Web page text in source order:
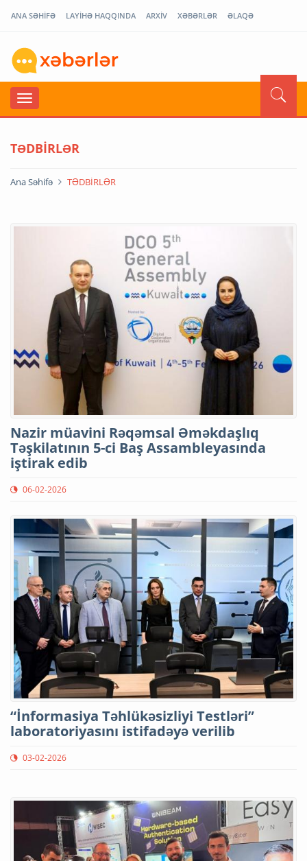
ANA SƏHİFƏ LAYİHƏ HAQQINDA ARXİV XƏBƏRLƏR ƏLAQƏ
TƏDBİRLƏR
Ana Səhifə TƏDBİRLƏR
Nazir müavini Rəqəmsal Əməkdaşlıq
Təşkilatının 5-ci Baş Assambleyasında
iştirak edib
06-02-2026
“İnformasiya Təhlükəsizliyi Testləri”
laboratoriyasını istifadəyə verilib
03-02-2026